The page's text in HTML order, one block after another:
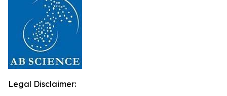
Legal Disclaimer: